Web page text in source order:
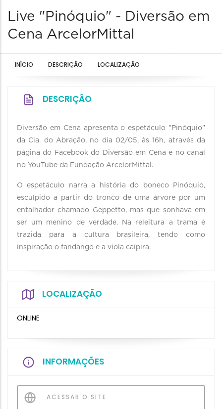
Live "Pinóquio" - Diversão em
Cena ArcelorMittal
INÍCIO DESCRIÇÃO LOCALIZAÇÃO
DESCRIÇÃO
Diversão em Cena apresenta o espetáculo "Pinóquio"
da Cia. do Abração, no dia 02/05, às 16h, através da
página do Facebook do Diversão em Cena e no canal
no YouTube da Fundação ArcelorMittal.
O espetáculo narra a história do boneco Pinóquio,
esculpido a partir do tronco de uma árvore por um
entalhador chamado Geppetto, mas que sonhava em
ser um menino de verdade. Na releitura a trama é
trazida para a cultura brasileira, tendo como
inspiração o fandango e a viola caipira.
LOCALIZAÇÃO
ONLINE
INFORMAÇÕES
ACESSAR O SITE